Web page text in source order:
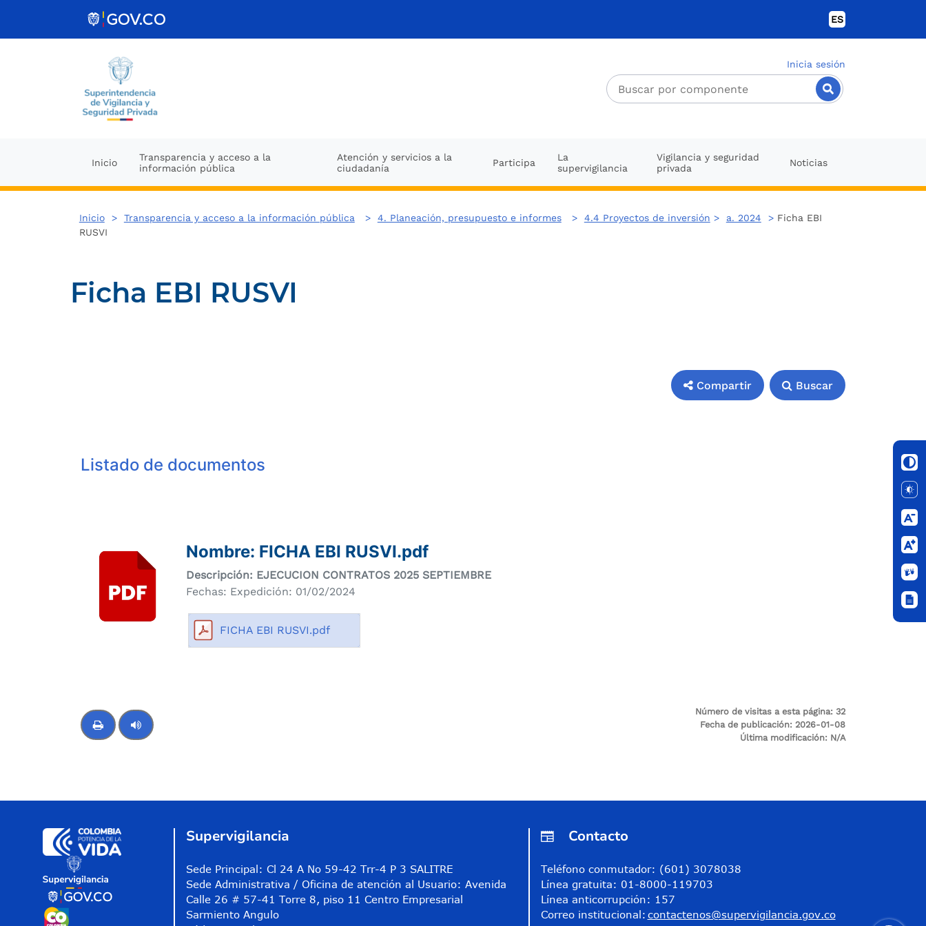
ES
Inicia sesión
Inicio
Transparencia y acceso a la
información pública
Atención y servicios a la
ciudadanía
Participa
La
supervigilancia
Vigilancia y seguridad
privada
Noticias
Inicio> Transparencia y acceso a la información pública > 4. Planeación, presupuesto e informes> 4.4 Proyectos de inversión > a. 2024 > Ficha EBI
RUSVI
Ficha EBI RUSVI
Compartir Buscar
Listado de documentos
Nombre: FICHA EBI RUSVI.pdf
Descripción: EJECUCION CONTRATOS 2025 SEPTIEMBRE
Fechas: Expedición: 01/02/2024
FICHA EBI RUSVI.pdf
Número de visitas a esta página: 32
Fecha de publicación: 2026-01-08
Última modificación: N/A
Supervigilancia
Sede Principal: Cl 24 A No 59-42 Trr-4 P 3 SALITRE
Sede Administrativa / Oficina de atención al Usuario: Avenida
Calle 26 # 57-41 Torre 8, piso 11 Centro Empresarial
Sarmiento Angulo
Contacto
Teléfono conmutador: (601) 3078038
Línea gratuita: 01-8000-119703
Línea anticorrupción: 157
Correo institucional: contactenos@supervigilancia.gov.co